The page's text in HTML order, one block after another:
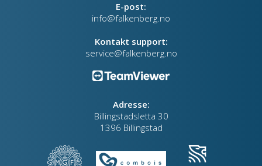
E-post:
info@falkenberg.no
Kontakt support:
service@falkenberg.no
Adresse:
Billingstadsletta 30
1396 Billingstad